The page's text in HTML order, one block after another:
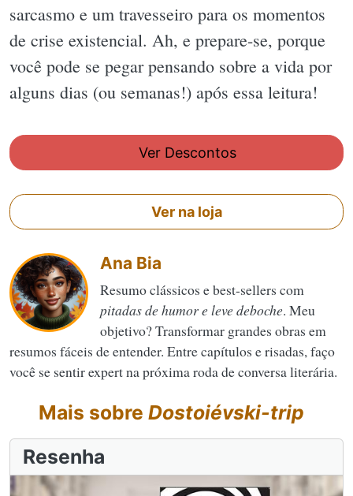
sarcasmo e um travesseiro para os momentos
de crise existencial. Ah, e prepare-se, porque
você pode se pegar pensando sobre a vida por
alguns dias (ou semanas!) após essa leitura!
Ver Descontos
Ver na loja
Ana Bia
Resumo clássicos e best-sellers com
pitadas de humor e leve deboche. Meu
objetivo? Transformar grandes obras em
resumos fáceis de entender. Entre capítulos e risadas, faço
você se sentir expert na próxima roda de conversa literária.
Mais sobre Dostoiévski-trip
Resenha